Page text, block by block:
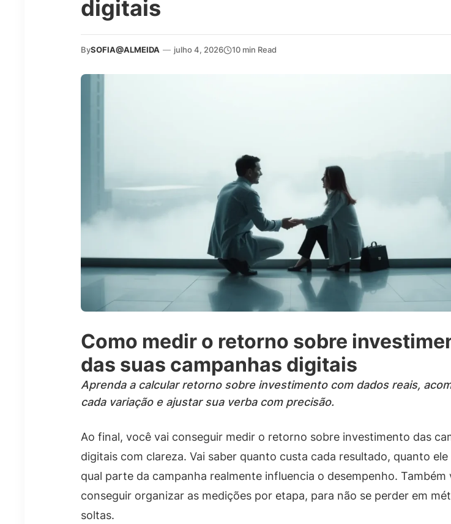
digitais
BySOFIA@ALMEIDA — julho 4, 2026 10 min Read
Como medir o retorno sobre
das suas campanhas digitais
Aprenda a calcular retorno sobre investimento com dados reais,
cada variação e ajustar sua verba com precisão.
Ao final, você vai conseguir medir o retorno sobre investimento das
digitais com clareza. Vai saber quanto custa cada resultado, quanto ele
qual parte da campanha realmente influencia o desempenho. Também
conseguir organizar as medições por etapa, para não se perder em
soltas.